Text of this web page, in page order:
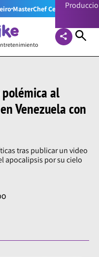
MasterChef Celebrity
polémica al
Venezuela con
tras publicar un video
apocalipsis por su cielo